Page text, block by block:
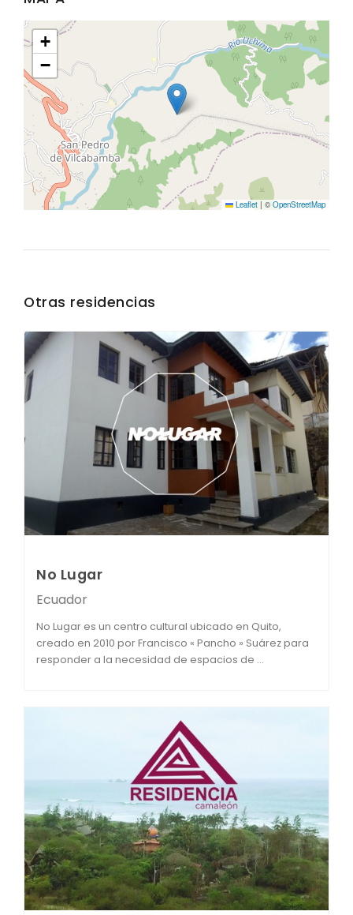
+
−
Leaflet | © OpenStreetMap
Otras residencias
No Lugar
Ecuador
No Lugar es un centro cultural ubicado en Quito,
creado en 2010 por Francisco « Pancho » Suárez para
responder a la necesidad de espacios de ...